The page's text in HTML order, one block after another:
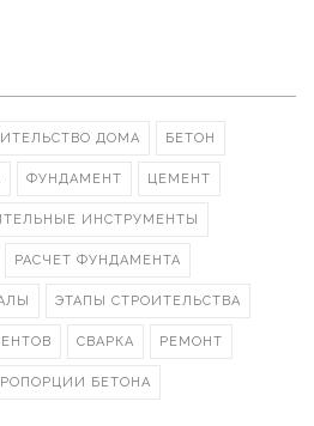
ДОМА БЕТОН
ФУНДАМЕНТ ЦЕМЕНТ
ИНСТРУМЕНТЫ
РАСЧЕТ ФУНДАМЕНТА
ЭТАПЫ СТРОИТЕЛЬСТВА
СВАРКА РЕМОНТ
БЕТОНА